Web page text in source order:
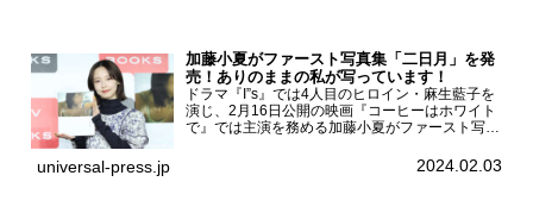
加藤小夏がファースト写真集「二日月」を発
売！ありのままの私が写っています！
ドラマ『I”s』では4人目のヒロイン・麻生藍子を
演じ、2月16日公開の映画『コーヒーはホワイト
で』では主演を務める加藤小夏がファースト写真
記念イベントをHMV＆BOOKS SHIBUYAで開催
universal-press.jp 2024.02.03